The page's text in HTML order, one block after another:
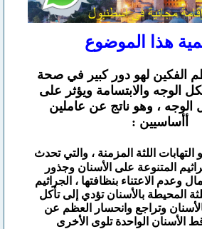
هذا الموضوع
الفكين لهو دور كبير في صحة
الوجه والابتسامة ويؤثر على
الوجه ، وهو ناتج عن عاملين
أأساسيين:
التهابات اللثة المزمنة ، والتي تحدث
المتنوعة على الأسنان وجذور
وعدم الاعتناء بنظافتها ، الجراثيم
المحيطة بالأسنان تؤدي إلى تأكل
وتراجع وانحسار العظم عن
الأسنان الواحدة تلوى الأخرى